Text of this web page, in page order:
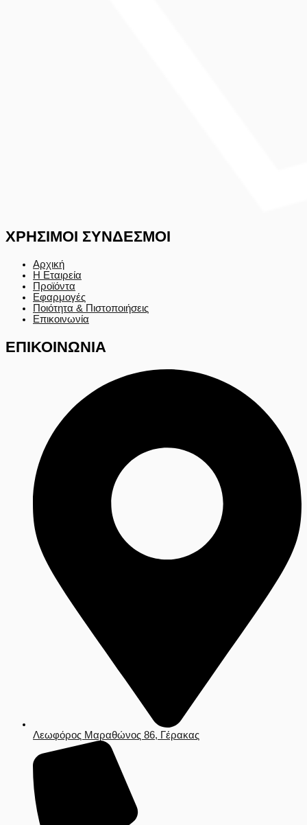
ΧΡΗΣΙΜΟΙ ΣΥΝΔΕΣΜΟΙ
Αρχική
Η Εταιρεία
Προϊόντα
Εφαρμογές
Ποιότητα & Πιστοποιήσεις
Επικοινωνία
ΕΠΙΚΟΙΝΩΝΙΑ
Λεωφόρος Μαραθώνος 86, Γέρακας